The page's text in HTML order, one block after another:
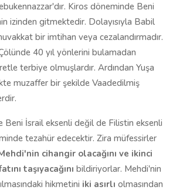
Kiros döneminde Beni
izinden gitmektedir. Dolayısıyla Babil
bir imtihan veya cezalandırmadır.
40 yıl yönlerini bulamadan
terbiye olmuşlardır. Ardından Yuşa
muzaffer bir şekilde Vaadedilmiş
Beni İsrail eksenli değil de Filistin eksenli
tezahür edecektir. Zira müfessirler
cihangir olacağını ve ikinci
taşıyacağını bildiriyorlar. Mehdi'nin
hikmetini iki asırlı olmasından